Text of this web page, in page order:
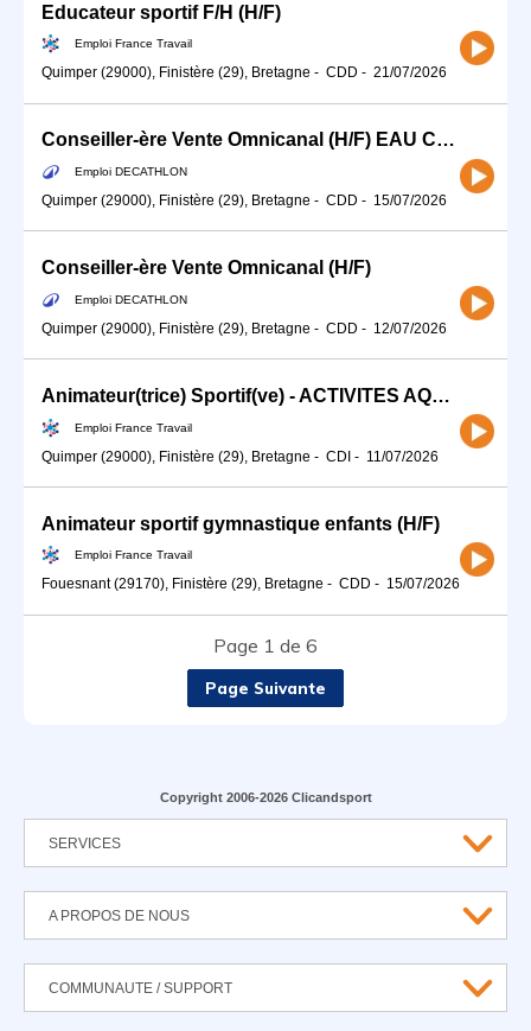
Educateur sportif F/H (H/F)
Emploi France Travail
Quimper (29000), Finistère (29), Bretagne - CDD - 21/07/2026
Conseiller-ère Vente Omnicanal (H/F) EAU CHASSE PECHE
Emploi DECATHLON
Quimper (29000), Finistère (29), Bretagne - CDD - 15/07/2026
Conseiller-ère Vente Omnicanal (H/F)
Emploi DECATHLON
Quimper (29000), Finistère (29), Bretagne - CDD - 12/07/2026
Animateur(trice) Sportif(ve) - ACTIVITES AQUATIQUES (H/F)
Emploi France Travail
Quimper (29000), Finistère (29), Bretagne - CDI - 11/07/2026
Animateur sportif gymnastique enfants (H/F)
Emploi France Travail
Fouesnant (29170), Finistère (29), Bretagne - CDD - 15/07/2026
Page 1 de 6
Page Suivante
Copyright 2006-2026 Clicandsport
SERVICES
A PROPOS DE NOUS
COMMUNAUTE / SUPPORT